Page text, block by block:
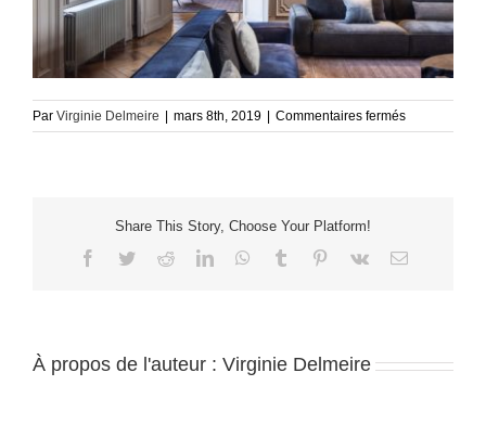
Par Virginie Delmeire mars 8th, 2019 Commentaires ferméssur
SOLOGNE-
Share This Story, Choose Your Platform!
Facebook
TwitterRedditLinkedInWhatsApp
Tumblr Pinterest
Vk Email
À propos de l'auteur : Virginie Delmeire